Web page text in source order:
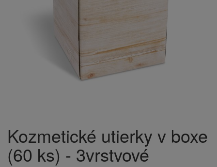
Kozmetické utierky v boxe
(60 ks) - 3vrstvové